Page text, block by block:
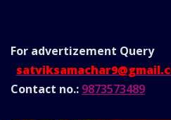
For advertizement Query
Contact no.: 9873573489